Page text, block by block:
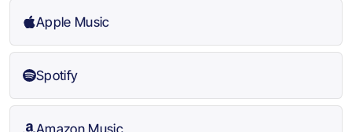
Apple Music
Spotify
Amazon Music